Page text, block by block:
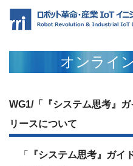
オンライ
WG1/「『システム思考』
リースについて
「 『システム思考』ガイ